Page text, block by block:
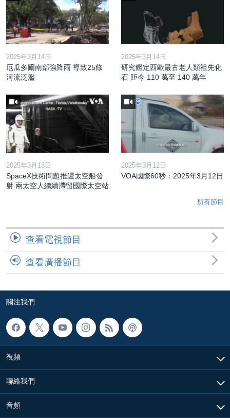
2025年3月14日
厄瓜多爾南部強降雨 導致25條
河流泛濫
2025年3月14日
研究鑑定西歐最古老人類祖先化
石 距今 110 萬至 140 萬年
2025年3月13日
SpaceX技術問題推遲太空船發
射 兩太空人繼續滯留國際太空站
2025年3月12日
VOA國際60秒：2025年3月12日
所有節目
查看電視節目
查看廣播節目
關注我們
視頻
聯絡我們
音頻